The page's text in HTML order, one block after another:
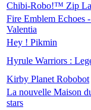
Chibi-Robo!™ Zip
Fire Emblem Echoes
Valentia
Hey ! Pikmin
Hyrule Warriors :
Kirby Planet Robobot
La nouvelle Maison
stars